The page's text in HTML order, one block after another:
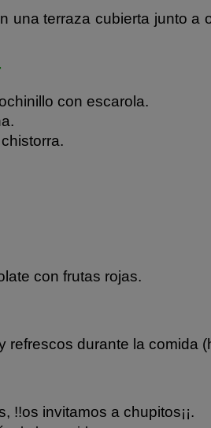
una terraza cubierta junto
con escarola.
con frutas rojas.
refrescos durante la comida
!!os invitamos a chupitos¡¡.